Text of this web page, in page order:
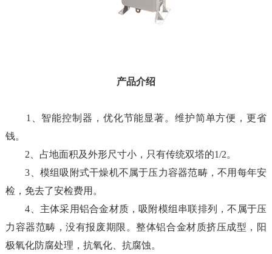
产品介绍
1、智能控制器，优化节能显著。维护简单方便，更省
钱。
2、占地面积及外形尺寸小，只有传统双塔的1/2。
3、模组吸附式干燥机不属于压力容器范畴，不用每年安
检，免去了安检费用。
4、主体采用铝合金材质，吸附模组串联排列，不属于压
力容器范畴，没有报废期限。整体铝合金材质挤压成型，阳
极氧化防腐处理，抗氧化、抗腐蚀。